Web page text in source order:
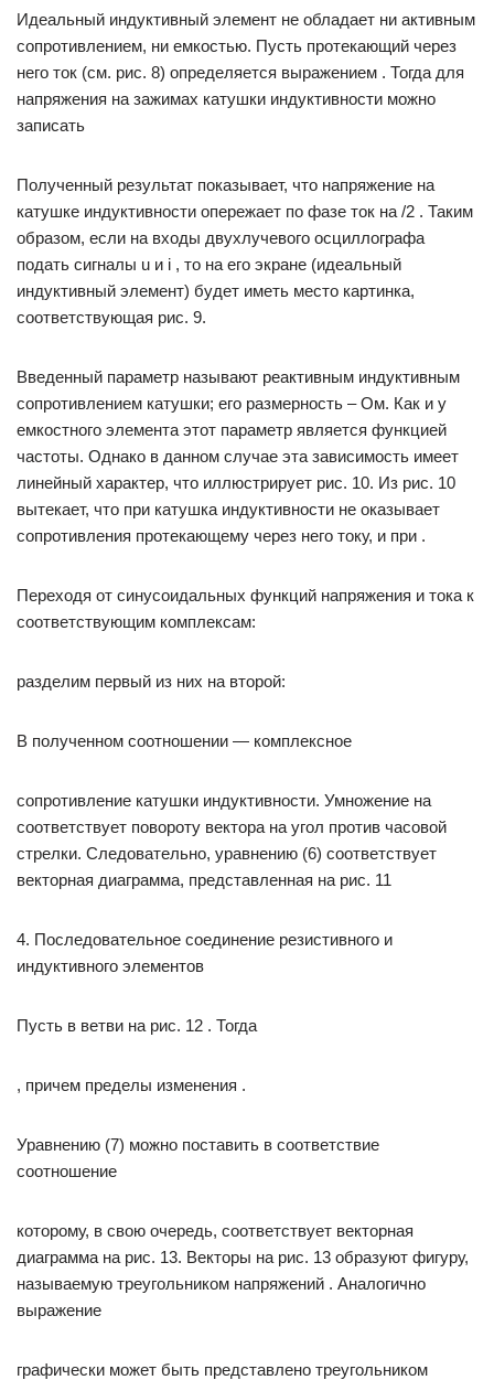
Идеальный индуктивный элемент не обладает ни активным
сопротивлением, ни емкостью. Пусть протекающий через
него ток (см. рис. 8) определяется выражением . Тогда для
напряжения на зажимах катушки индуктивности можно
записать
Полученный результат показывает, что напряжение на
катушке индуктивности опережает по фазе ток на /2 . Таким
образом, если на входы двухлучевого осциллографа
подать сигналы u и i , то на его экране (идеальный
индуктивный элемент) будет иметь место картинка,
соответствующая рис. 9.
Введенный параметр называют реактивным индуктивным
сопротивлением катушки; его размерность – Ом. Как и у
емкостного элемента этот параметр является функцией
частоты. Однако в данном случае эта зависимость имеет
линейный характер, что иллюстрирует рис. 10. Из рис. 10
вытекает, что при катушка индуктивности не оказывает
сопротивления протекающему через него току, и при .
Переходя от синусоидальных функций напряжения и тока к
соответствующим комплексам:
разделим первый из них на второй:
В полученном соотношении — комплексное
сопротивление катушки индуктивности. Умножение на
соответствует повороту вектора на угол против часовой
стрелки. Следовательно, уравнению (6) соответствует
векторная диаграмма, представленная на рис. 11
4. Последовательное соединение резистивного и
индуктивного элементов
Пусть в ветви на рис. 12 . Тогда
, причем пределы изменения .
Уравнению (7) можно поставить в соответствие
соотношение
которому, в свою очередь, соответствует векторная
диаграмма на рис. 13. Векторы на рис. 13 образуют фигуру,
называемую треугольником напряжений . Аналогично
выражение
графически может быть представлено треугольником